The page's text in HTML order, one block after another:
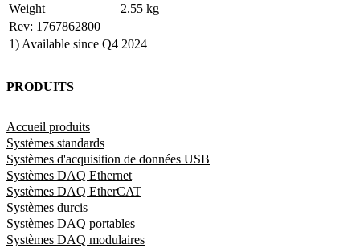
Weight
2.55 kg
Rev: 1767862800
1) Available since Q4 2024
PRODUITS
Accueil produits
Systèmes standards
Systèmes d'acquisition de données USB
Systèmes DAQ Ethernet
Systèmes DAQ EtherCAT
Systèmes durcis
Systèmes DAQ portables
Systèmes DAQ modulaires